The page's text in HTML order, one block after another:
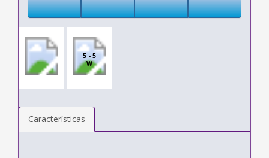
5 - 5
W
Características